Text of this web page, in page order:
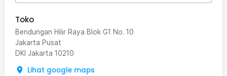
Toko
Bendungan Hilir Raya Blok G1 No. 10
Jakarta Pusat
DKI Jakarta 10210
Lihat google maps